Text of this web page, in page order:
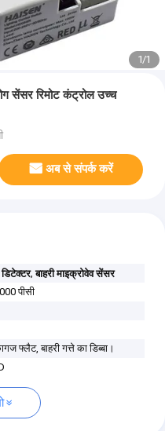
1/1
सेंसर रिमोट कंट्रोल उच्च
अब से संपर्क करें
डिटेक्टर,बाहरी माइक्रोवेव सेंसर
पीसी
फ्लैट, बाहरी गत्ते का डिब्बा।